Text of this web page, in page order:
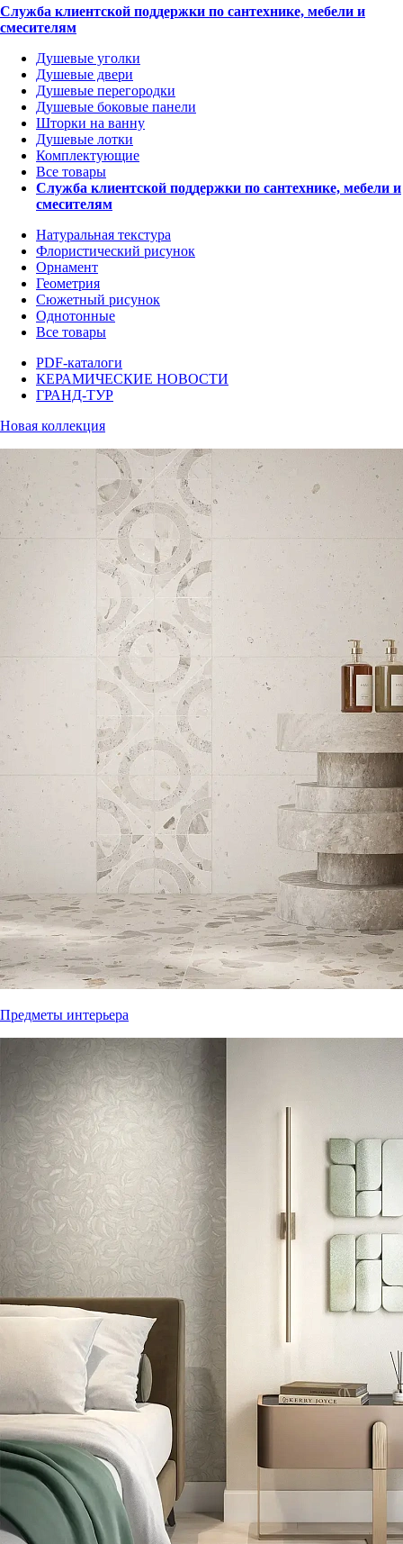
Служба клиентской поддержки по сантехнике, мебели и
смесителям
Душевые уголки
Душевые двери
Душевые перегородки
Душевые боковые панели
Шторки на ванну
Душевые лотки
Комплектующие
Все товары
Служба клиентской поддержки по сантехнике, мебели и
смесителям
Натуральная текстура
Флористический рисунок
Орнамент
Геометрия
Сюжетный рисунок
Однотонные
Все товары
PDF-каталоги
КЕРАМИЧЕСКИЕ НОВОСТИ
ГРАНД-ТУР
Новая коллекция
Предметы интерьера